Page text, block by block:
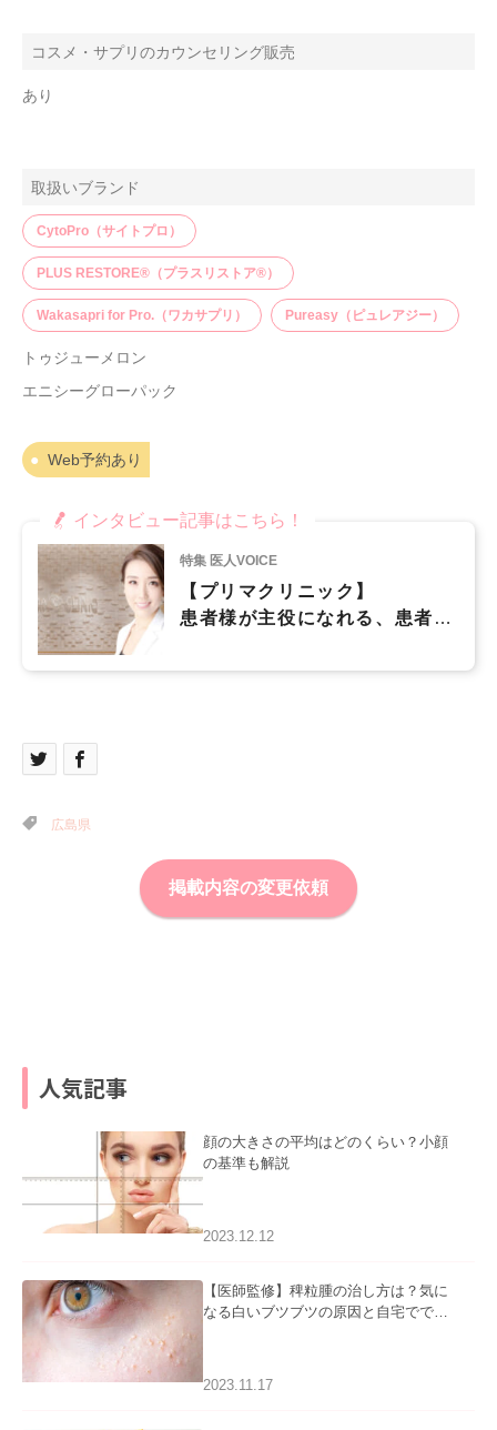
コスメ・サプリのカウンセリング販売
あり
取扱いブランド
CytoPro（サイトプロ）
PLUS RESTORE®（プラスリストア®）
Wakasapri for Pro.（ワカサプリ） Pureasy（ピュレアジー）
トゥジューメロン
エニシーグローパック
Web予約あり
インタビュー記事はこちら！
特集 医人VOICE
【プリマクリニック】
患者様が主役になれる、患者様
を心がけています
広島県
掲載内容の変更依頼
人気記事
顔の大きさの平均はどのくらい？小顔
の基準も解説
2023.12.12
【医師監修】稗粒腫の治し方は？気に
なる白いブツブツの原因と自宅ででき
2023.11.17